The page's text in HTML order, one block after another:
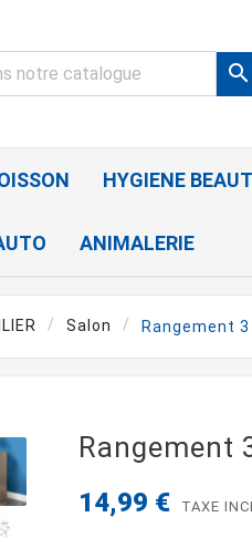

HYGIENE
ANIMALERIE
Salon Rangement
Rangement
14,99 € TAXE